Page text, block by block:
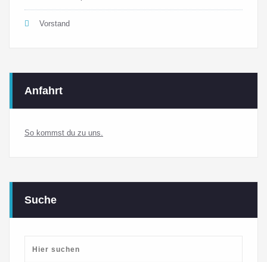
Vorstand
Anfahrt
So kommst du zu uns.
Suche